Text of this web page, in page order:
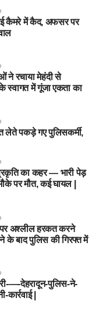
कैमरे में कैद, अफसर पर
ने रचाया मेहंदी से
के स्वागत में गूंजा एकता का
लेते पकड़े गए पुलिसकर्मी,
का कहर — भारी पेड़
पर मौत, कई घायल |
अश्लील हरकत करने
के बाद पुलिस की गिरफ्त में
—-देहरादून-पुलिस-ने-
|